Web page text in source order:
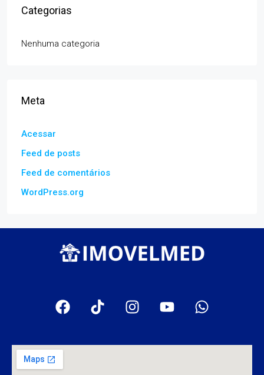
Categorias
Nenhuma categoria
Meta
Acessar
Feed de posts
Feed de comentários
WordPress.org